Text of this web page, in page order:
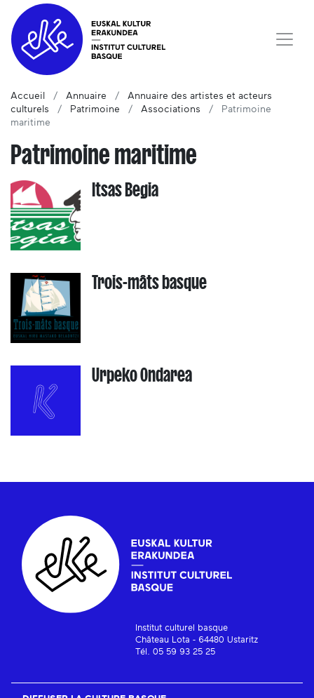
Accueil Annuaire
Annuaire des artistes et acteurs
culturels
Patrimoine Associations
Patrimoine
maritime
Patrimoine maritime
Itsas Begia
Trois-mâts basque
Urpeko Ondarea
Institut culturel basque
Château Lota - 64480 Ustaritz
Tél. 05 59 93 25 25